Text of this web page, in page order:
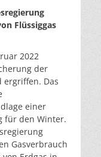
Flüssiggas
2022
der
ergriffen. Das
einer
für den Winter.
Gasverbrauch